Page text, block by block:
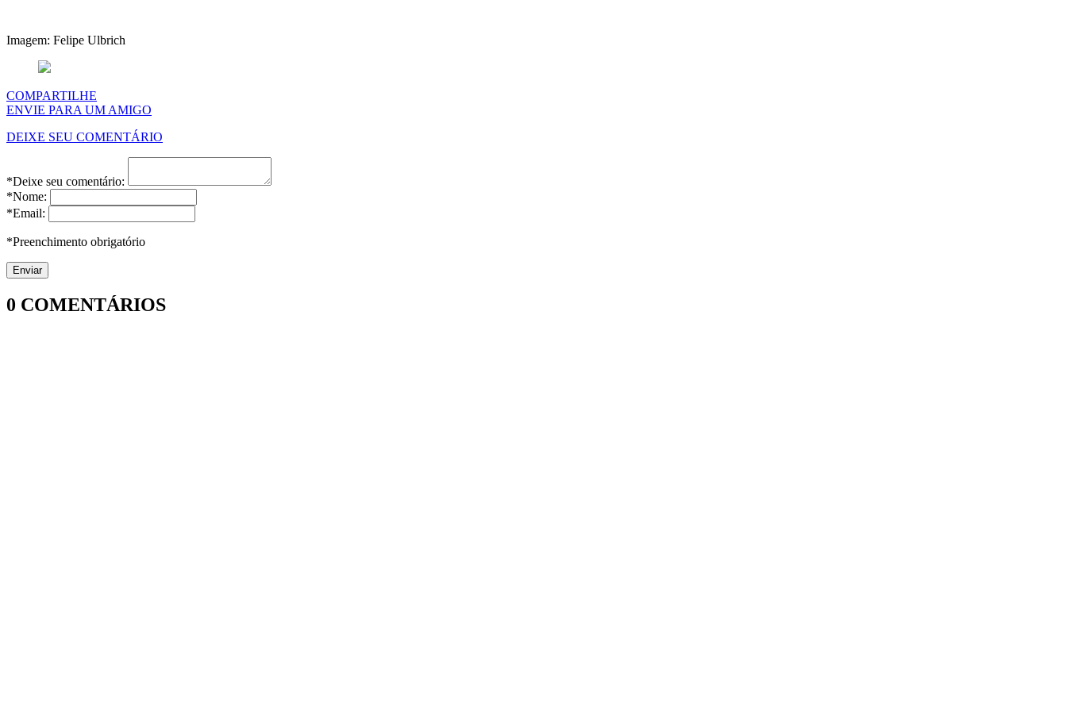
Imagem: Felipe Ulbrich
COMPARTILHE
ENVIE PARA UM AMIGO
DEIXE SEU COMENTÁRIO
*Deixe seu comentário:
*Nome:
*Email:
*Preenchimento obrigatório
0 COMENTÁRIOS